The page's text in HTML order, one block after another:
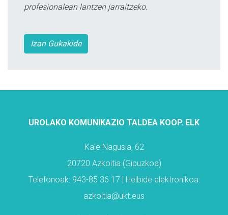
profesionalean lantzen jarraitzeko.
Izan Gukakide
UROLAKO KOMUNIKAZIO TALDEA KOOP. ELK
Kale Nagusia, 62
20720 Azkoitia (Gipuzkoa)
Telefonoak: 943-85 36 17 | Helbide elektronikoa:
azkoitia@ukt.eus